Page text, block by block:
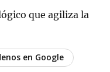
que agiliza la
en Google